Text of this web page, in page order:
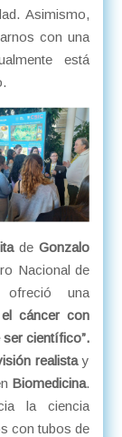
Asimismo,
con una
está
deGonzalo
Nacional de
ofreció una
el cáncer con
científico”.
realistay
Biomedicina.
la ciencia
con tubos de